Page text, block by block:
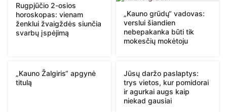
Rugpjūčio 2-osios
horoskopas: vienam
ženklui žvaigždės siunčia
svarbų įspėjimą
„Kauno grūdų“ vadovas:
verslui šiandien
nebepakanka būti tik
mokesčių mokėtoju
„Kauno Žalgiris“ apgynė
titulą
Jūsų daržo paslaptys:
trys vietos, kur pomidorai
ir agurkai augs kaip
niekad gausiai